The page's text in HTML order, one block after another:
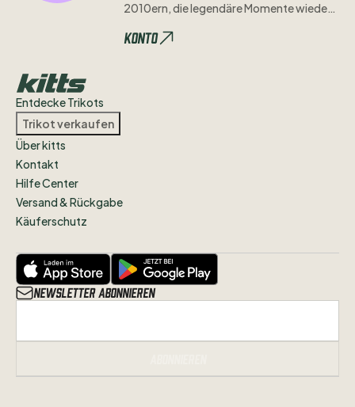
2010ern​,​dielegendäreMomentewieder
Konto
Entdecke Trikots
Trikot verkaufen
Über kitts
Kontakt
Hilfe Center
Versand & Rückgabe
Käuferschutz
Newsletter abonnieren